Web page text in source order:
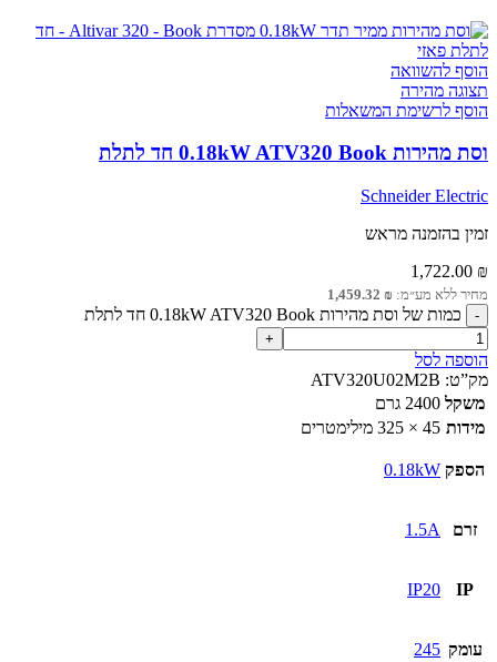
הוסף להשוואה
תצוגה מהירה
הוסף לרשימת המשאלות
וסת מהירות 0.18kW ATV320 Book חד לתלת
Schneider Electric
זמין בהזמנה מראש
1,722.00 ₪
מחיר ללא מע״מ: 1,459.32 ₪
כמות של וסת מהירות 0.18kW ATV320 Book חד לתלת
הוספה לסל
מק”ט: ATV320U02M2B
משקל 2400 גרם
מידות 45 × 325 מילימטרים
הספק 0.18kW
זרם 1.5A
IP
IP20
עומק 245